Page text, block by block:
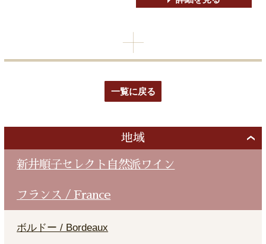
一覧に戻る
地域
新井順子セレクト自然派ワイン
フランス / France
ボルドー / Bordeaux